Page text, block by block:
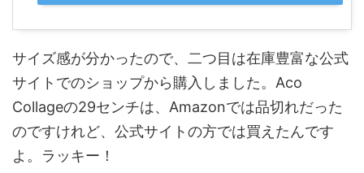
サイズ感が分かったので、二つ目は在庫豊富な公式
サイトでのショップから購入しました。Aco
Collageの29センチは、Amazonでは品切れだった
のですけれど、公式サイトの方では買えたんです
よ。ラッキー！